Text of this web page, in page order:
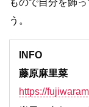
う。
INFO
藤原麻里菜
https://